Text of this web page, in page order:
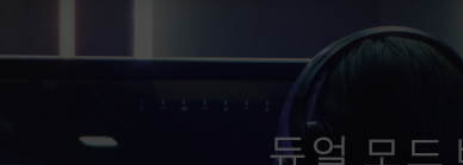
듀얼 모드